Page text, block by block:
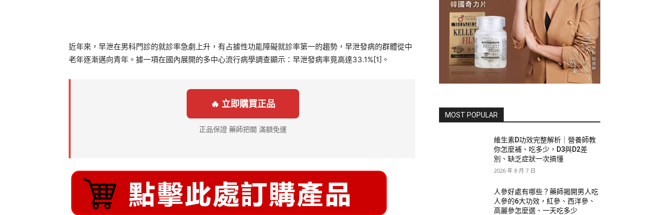
近年來，早泄在男科門診的就診率急劇上升，有占據性功能障礙就診率第一的趨勢，早泄發病的群體從中
老年逐漸邁向青年。據一項在國內展開的多中心流行病學調查顯示：早泄發病率竟高達33.1%[1]。
🔥 立即購買正品
正品保證 藥師把關 滿額免運
MOST POPULAR
維生素D功效完整解析｜營養師教
你怎麼補、吃多少，D3與D2差
別、缺乏症狀一次搞懂
2026 年 8 月 7 日
人參好處有哪些？藥師揭開男人吃
人參的6大功效，紅參、西洋參、
高麗參怎麼選、一天吃多少